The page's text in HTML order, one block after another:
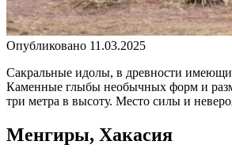
Опубликовано 11.03.2025
Сакральные идолы, в древности
Каменные глыбы необычных форм и
три метра в высоту. Место силы и
Менгиры, Хакасия